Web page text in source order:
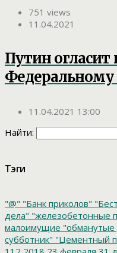
751 views
11.04.2021
Путин огласит
Федеральному
11.04.2021 13:00
Найти:
Тэги
"@" "Банк приколов"
дела" "железобетонные
малоимущие
субботник" "Цементный